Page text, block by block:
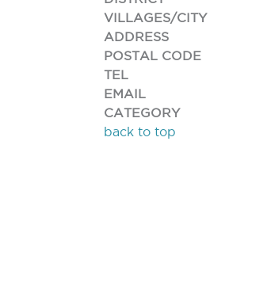
VILLAGES/CITY
ADDRESS
POSTAL CODE
TEL
EMAIL
CATEGORY
back to top